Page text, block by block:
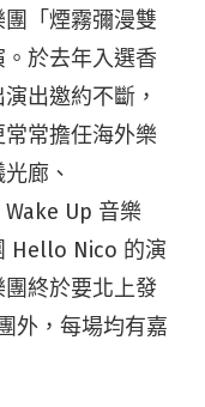
「煙霧彌漫雙
於去年入選香
出邀約不斷，
常擔任海外樂
廊、
Up 音樂
Hello Nico 的演
終於要北上發
外，每場均有嘉